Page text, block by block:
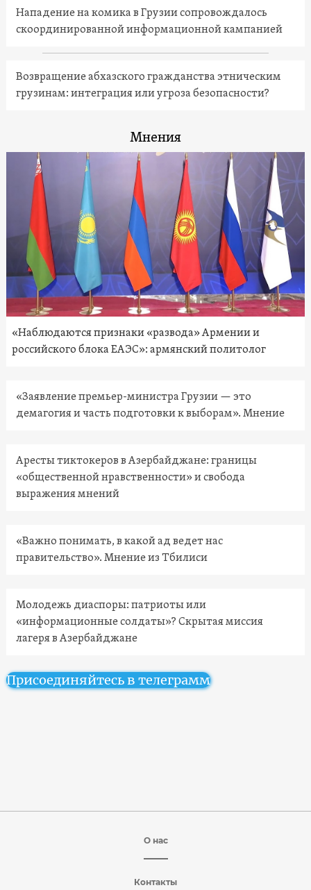
Нападение на комика в Грузии сопровождалось
скоординированной информационной кампанией
Возвращение абхазского гражданства этническим
грузинам: интеграция или угроза безопасности?
Мнения
«Наблюдаются признаки «развода» Армении и
российского блока ЕАЭС»: армянский политолог
«Заявление премьер-министра Грузии — это
демагогия и часть подготовки к выборам». Мнение
Аресты тиктокеров в Азербайджане: границы
«общественной нравственности» и свобода
выражения мнений
«Важно понимать, в какой ад ведет нас
правительство». Мнение из Тбилиси
Молодежь диаспоры: патриоты или
«информационные солдаты»? Скрытая миссия
лагеря в Азербайджане
Присоединяйтесь в телеграмм
О нас
Контакты